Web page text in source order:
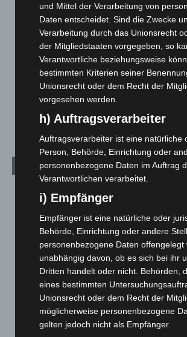
Hannover und Region
Langenhagen und Ortsteile
Leserbriefe
Menschen
Über uns
Veranstaltungen
Archiv
August 2026
(15)
Juni 2026(139)
Mai 2026(99)
April 2026(99)
März 2026 (115)
Februar 2026(109)
Januar 2026 (122)
und Mittel der Verarbeitung von
Daten entscheidet. Sind die Zwecke
Verarbeitung durch das Unionsrecht
der Mitgliedstaaten vorgegeben, so
Verantwortliche beziehungsweise
bestimmten Kriterien seiner
Unionsrecht oder dem Recht der
vorgesehen werden.
h) Auftragsverarbeiter
Auftragsverarbeiter ist eine natürliche
Person, Behörde, Einrichtung oder
personenbezogene Daten im Auftrag
Verantwortlichen verarbeitet.
i) Empfänger
Empfänger ist eine natürliche oder
Behörde, Einrichtung oder andere
personenbezogene Daten offengelegt
unabhängig davon, ob es sich bei ihr
Dritten handelt oder nicht. Behörden,
eines bestimmten
Unionsrecht oder dem Recht der
möglicherweise personenbezogene
gelten jedoch nicht als Empfänger.